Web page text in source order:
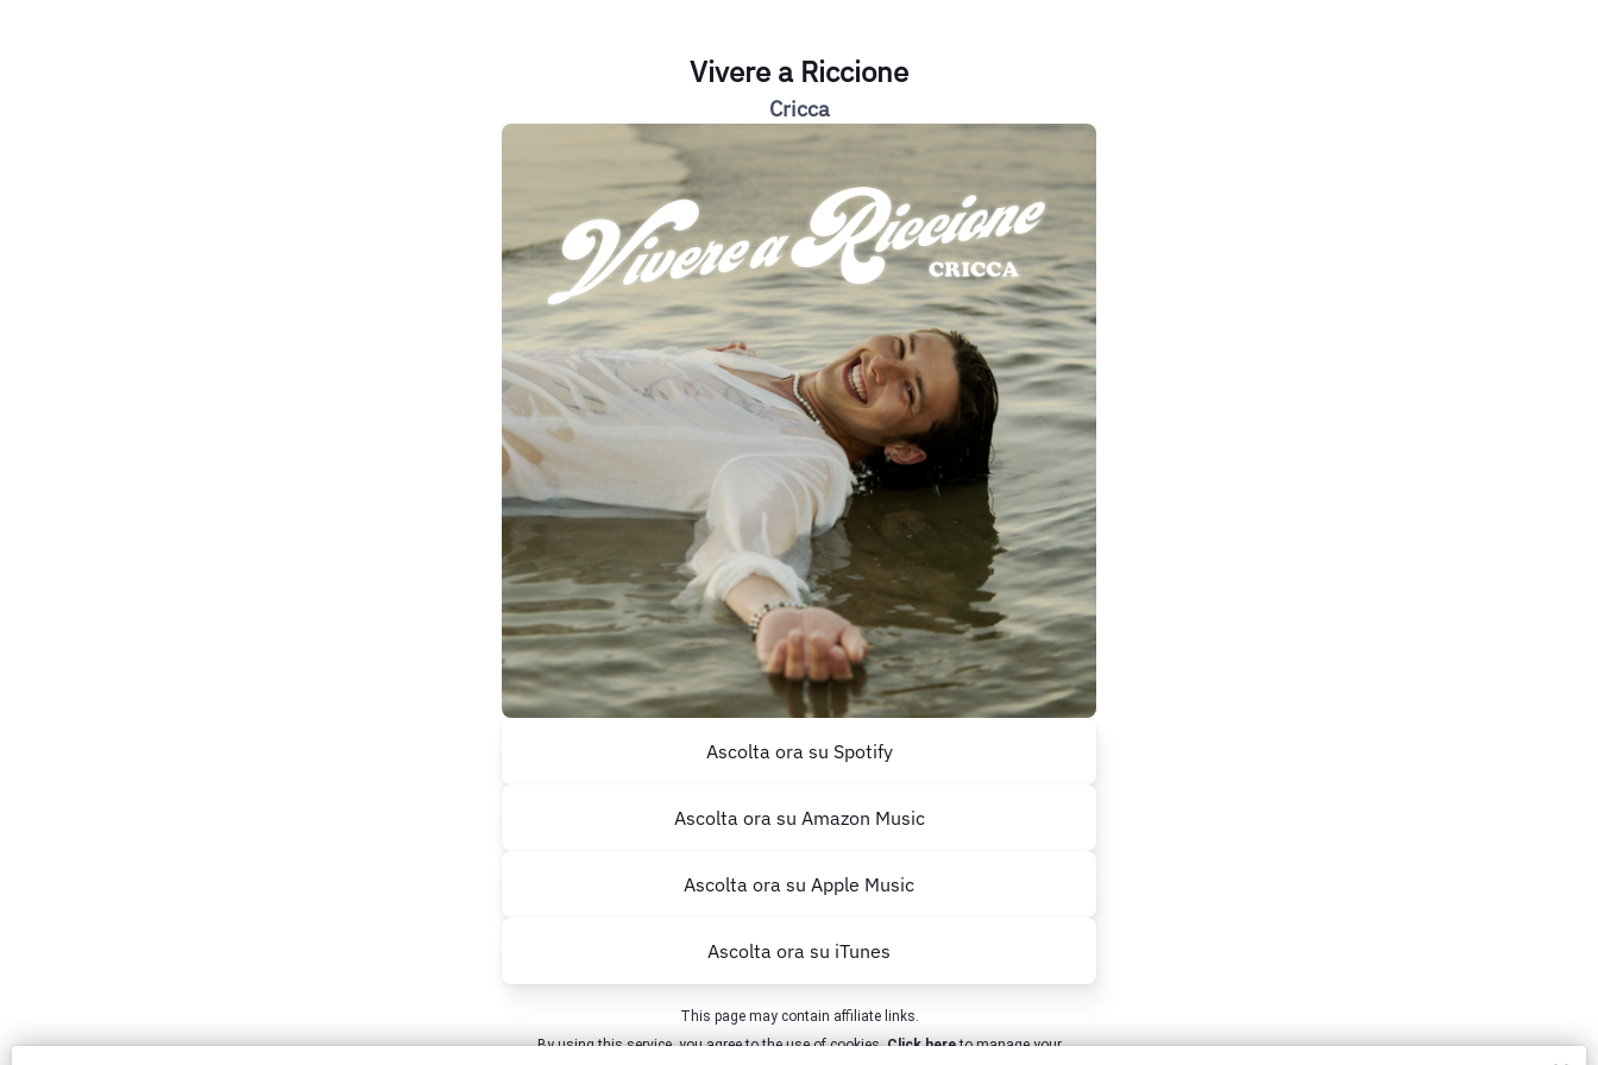
Vivere a Riccione
Cricca
Ascolta ora su Spotify
Ascolta ora su Amazon Music
Ascolta ora su Apple Music
Ascolta ora su iTunes
This page may contain affiliate links.
By using this service, you agree to the use of cookies.Click hereto manage your